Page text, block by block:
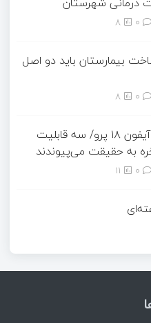
8
بیمارستان باید دو اصل
8
تحول بزرگ در آیفون ۱۸ پرو/ سه قابلیت
به حقیقت می‌پیوندند
11